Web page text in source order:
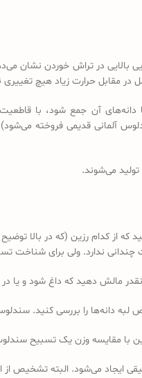
بالایی در تراش خوردن نشان
مقابل حرارت زیاد هیچ تغییری
یا دانه‌های آن جمع شود،
می‌شوند.
کدام رزین (که در بالا
ندارد. ولی برای شناخت
دانه‌ها را بررسی کنید.
با مقایسه وزن یک تسبیح
ایجاد می‌شود. البته تشخیص